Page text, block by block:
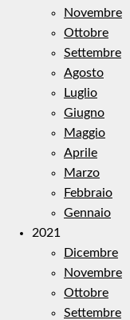
Novembre
Ottobre
Settembre
Agosto
Luglio
Giugno
Maggio
Aprile
Marzo
Febbraio
Gennaio
2021
Dicembre
Novembre
Ottobre
Settembre